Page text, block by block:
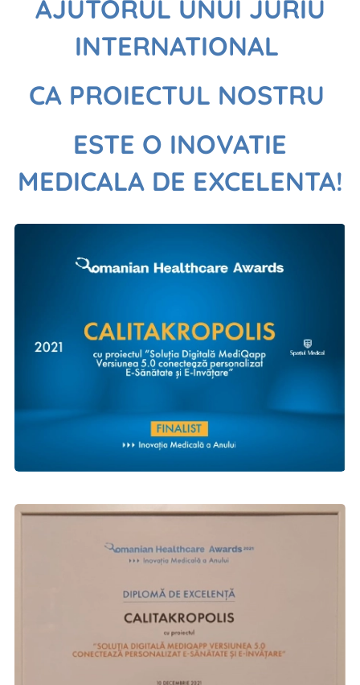
AJUTORUL UNUI JURIU
INTERNATIONAL
CA PROIECTUL NOSTRU
ESTE O INOVATIE
MEDICALA DE EXCELENTA!